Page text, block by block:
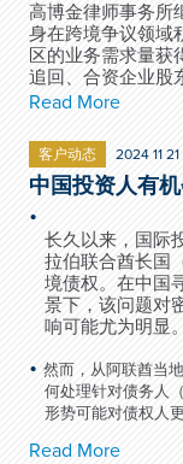
高博金律师事务所
身在跨境争议领域
区的业务需求量获
追回、合资企业股
Read More
客户动态 2024 11 21
中国投资人有
长久以来，国际
拉伯联合酋长国
境债权。在中国
景下，该问题对
响可能尤为明显。
然而，从阿联酋当
何处理针对债务人
形势可能对债权人更
Read More